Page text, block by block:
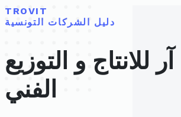
TROVIT
دليل الشركات التونسية
للانتاج و التوزيع
الفني